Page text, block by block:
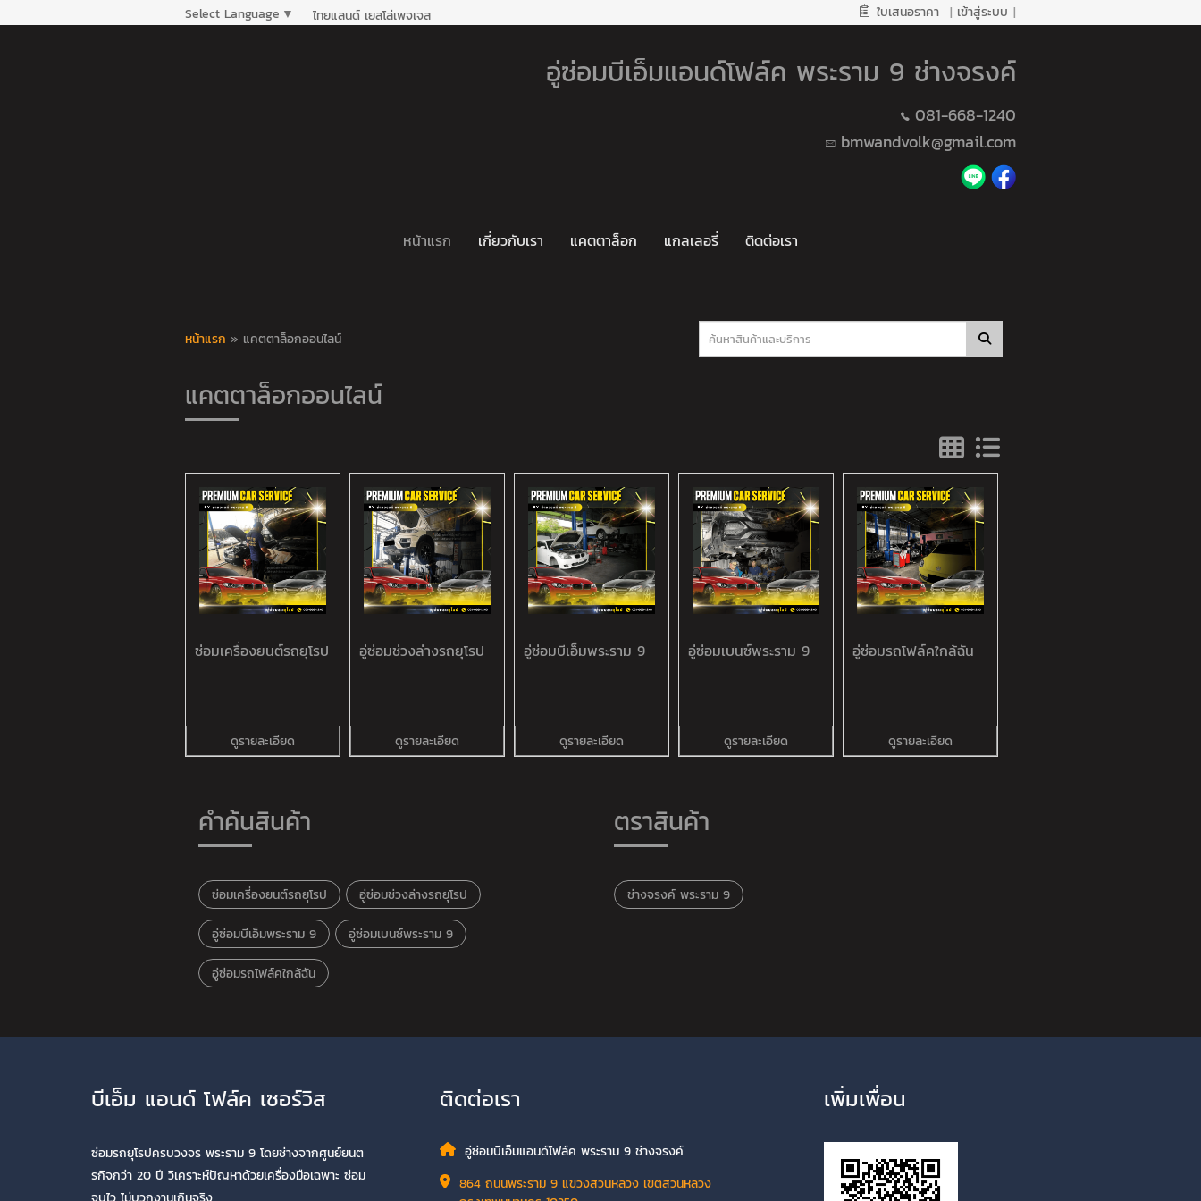
Select Language ▼ ไทยแลนด์ เยลโล่เพจเจส ใบเสนอราคา | เข้าสู่ระบบ |
อู่ซ่อมบีเอ็มแอนด์โฟล์ค พระราม 9 ช่างจรงค์
081-668-1240
bmwandvolk@gmail.com
หน้าแรก เกี่ยวกับเรา แคตตาล็อก แกลเลอรี่ ติดต่อเรา
หน้าแรก » แคตตาล็อกออนไลน์
แคตตาล็อกออนไลน์
ซ่อมเครื่องยนต์รถยุโรป
ดูรายละเอียด
อู่ซ่อมช่วงล่างรถยุโรป
ดูรายละเอียด
อู่ซ่อมบีเอ็มพระราม 9
ดูรายละเอียด
อู่ซ่อมเบนซ์พระราม 9
ดูรายละเอียด
อู่ซ่อมรถโฟล์คใกล้ฉัน
ดูรายละเอียด
คำค้นสินค้า
ซ่อมเครื่องยนต์รถยุโรป อู่ซ่อมช่วงล่างรถยุโรป
อู่ซ่อมบีเอ็มพระราม 9 อู่ซ่อมเบนซ์พระราม 9
อู่ซ่อมรถโฟล์คใกล้ฉัน
ตราสินค้า
ช่างจรงค์ พระราม 9
บีเอ็ม แอนด์ โฟล์ค เซอร์วิส
ซ่อมรถยุโรปครบวงจร พระราม 9 โดยช่างจากศูนย์ยนต
รกิจกว่า 20 ปี วิเคราะห์ปัญหาด้วยเครื่องมือเฉพาะ ซ่อม
ติดต่อเรา
อู่ซ่อมบีเอ็มแอนด์โฟล์ค พระราม 9 ช่างจรงค์
864 ถนนพระราม 9 แขวงสวนหลวง เขตสวนหลวง
เพิ่มเพื่อน